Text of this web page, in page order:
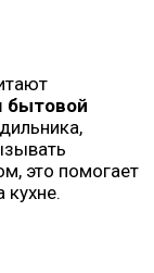
бытовой
это помогает
кухне.